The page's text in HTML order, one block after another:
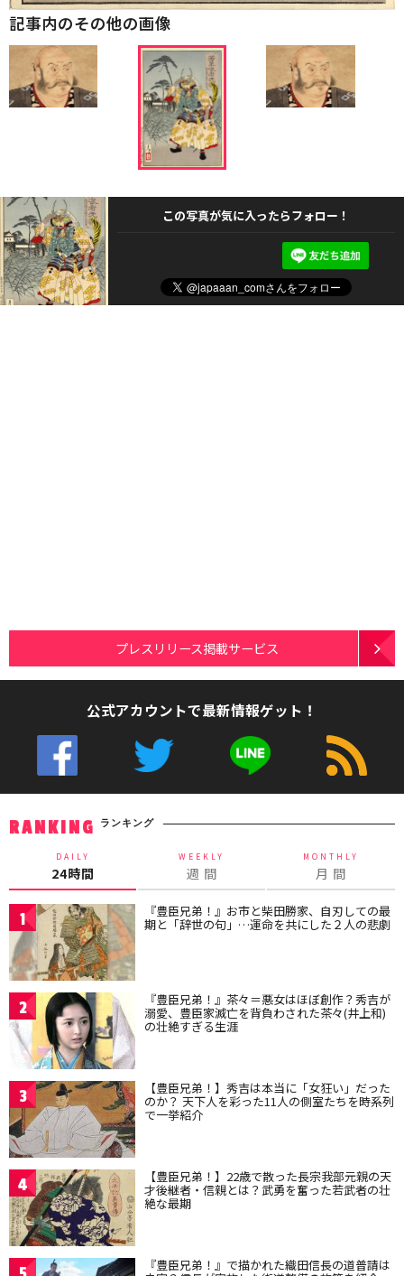
記事内のその他の画像
この写真が気に入ったらフォロー！
プレスリリース掲載サービス
公式アカウントで最新情報ゲット！
RANKING ランキング
DAILY
24時間
WEEKLY
週 間
MONTHLY
月 間
1 『豊臣兄弟！』お市と柴田勝家、自刃しての最
期と「辞世の句」…運命を共にした２人の悲劇
2 『豊臣兄弟！』茶々＝悪女はほぼ創作？秀吉が
溺愛、豊臣家滅亡を背負わされた茶々(井上和)
の壮絶すぎる生涯
3 【豊臣兄弟！】秀吉は本当に「女狂い」だった
のか？ 天下人を彩った11人の側室たちを時系列
で一挙紹介
4 【豊臣兄弟！】22歳で散った長宗我部元親の天
才後継者・信親とは？武勇を奮った若武者の壮
絶な最期
『豊臣兄弟！』で描かれた織田信長の道普請は